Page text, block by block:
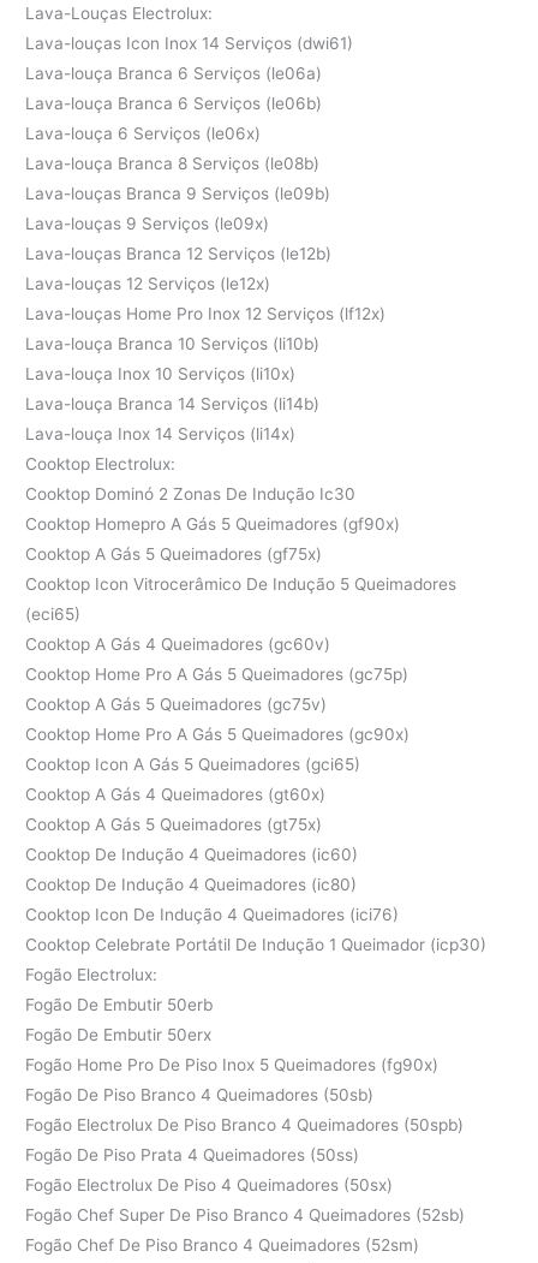
Lava-Louças Electrolux:
Lava-louças Icon Inox 14 Serviços (dwi61)
Lava-louça Branca 6 Serviços (le06a)
Lava-louça Branca 6 Serviços (le06b)
Lava-louça 6 Serviços (le06x)
Lava-louça Branca 8 Serviços (le08b)
Lava-louças Branca 9 Serviços (le09b)
Lava-louças 9 Serviços (le09x)
Lava-louças Branca 12 Serviços (le12b)
Lava-louças 12 Serviços (le12x)
Lava-louças Home Pro Inox 12 Serviços (lf12x)
Lava-louça Branca 10 Serviços (li10b)
Lava-louça Inox 10 Serviços (li10x)
Lava-louça Branca 14 Serviços (li14b)
Lava-louça Inox 14 Serviços (li14x)
Cooktop Electrolux:
Cooktop Dominó 2 Zonas De Indução Ic30
Cooktop Homepro A Gás 5 Queimadores (gf90x)
Cooktop A Gás 5 Queimadores (gf75x)
Cooktop Icon Vitrocerâmico De Indução 5 Queimadores
(eci65)
Cooktop A Gás 4 Queimadores (gc60v)
Cooktop Home Pro A Gás 5 Queimadores (gc75p)
Cooktop A Gás 5 Queimadores (gc75v)
Cooktop Home Pro A Gás 5 Queimadores (gc90x)
Cooktop Icon A Gás 5 Queimadores (gci65)
Cooktop A Gás 4 Queimadores (gt60x)
Cooktop A Gás 5 Queimadores (gt75x)
Cooktop De Indução 4 Queimadores (ic60)
Cooktop De Indução 4 Queimadores (ic80)
Cooktop Icon De Indução 4 Queimadores (ici76)
Cooktop Celebrate Portátil De Indução 1 Queimador (icp30)
Fogão Electrolux:
Fogão De Embutir 50erb
Fogão De Embutir 50erx
Fogão Home Pro De Piso Inox 5 Queimadores (fg90x)
Fogão De Piso Branco 4 Queimadores (50sb)
Fogão Electrolux De Piso Branco 4 Queimadores (50spb)
Fogão De Piso Prata 4 Queimadores (50ss)
Fogão Electrolux De Piso 4 Queimadores (50sx)
Fogão Chef Super De Piso Branco 4 Queimadores (52sb)
Fogão Chef De Piso Branco 4 Queimadores (52sm)